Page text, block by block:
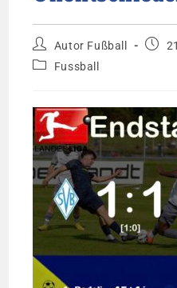
Beitrags-
Autor:
Autor Fußball
Beitrag
Beitrags-
Fussball